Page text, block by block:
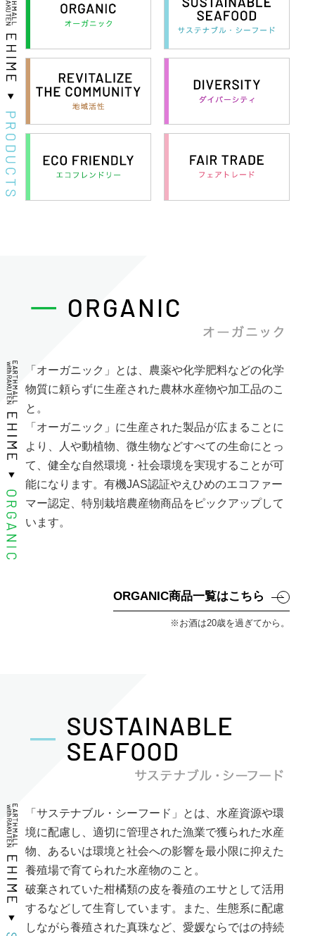
「オーガニック」とは、農薬や化学肥料などの化学
物質に頼らずに生産された農林水産物や加工品のこ
と。
「オーガニック」に生産された製品が広まることに
より、人や動植物、微生物などすべての生命にとっ
て、健全な自然環境・社会環境を実現することが可
能になります。有機JAS認証やえひめのエコファー
マー認定、特別栽培農産物商品をピックアップして
います。
ORGANIC商品一覧はこちら
※お酒は20歳を過ぎてから。
「サステナブル・シーフード」とは、水産資源や環
境に配慮し、適切に管理された漁業で獲られた水産
物、あるいは環境と社会への影響を最小限に抑えた
養殖場で育てられた水産物のこと。
破棄されていた柑橘類の皮を養殖のエサとして活用
するなどして生育しています。また、生態系に配慮
しながら養殖された真珠など、愛媛ならではの持続